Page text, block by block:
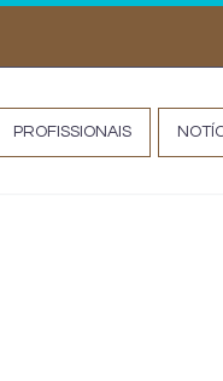
PROFISSIONAIS